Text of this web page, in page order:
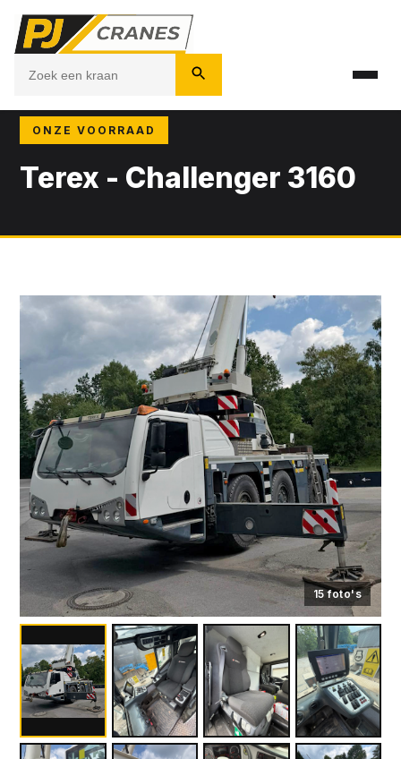
ONZE VOORRAAD
Terex - Challenger 3160
15 foto's